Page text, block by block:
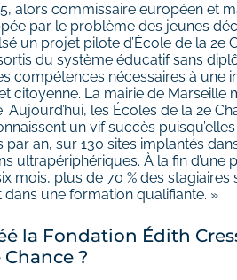
alors commissaire européen et
par le problème des jeunes
un projet pilote d’École de la 2e
du système éducatif sans
compétences nécessaires à une
citoyenne. La mairie de Marseille
les Écoles de la 2e
un vif succès
an, sur 130 sites implantés
ultrapériphériques. À la fin d’une
mois, plus de 70 % des stagiaires
dans une formation qualifiante. »
la Fondation Édith
Chance ?